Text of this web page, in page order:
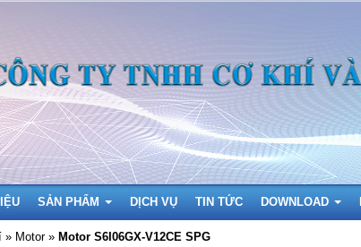
SẢN PHẨM DỊCH VỤ TIN TỨC DOWNLOAD
» Motor » Motor S6I06GX-V12CE SPG